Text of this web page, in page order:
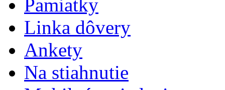
Pamiatky
Linka dôvery
Ankety
Na stiahnutie